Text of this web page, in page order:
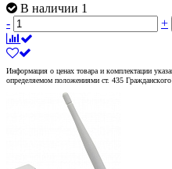
В наличии 1
-
+
Информация о ценах товара и комплектации
определяемом положениями ст. 435